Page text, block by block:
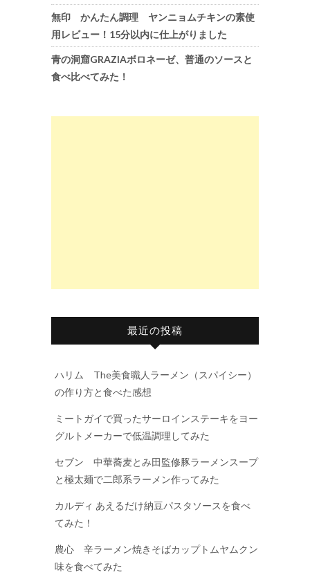
無印 かんたん調理 ヤンニョムチキンの素使
用レビュー！15分以内に仕上がりました
青の洞窟GRAZIAボロネーゼ、普通のソースと
食べ比べてみた！
最近の投稿
ハリム The美食職人ラーメン（スパイシー）
の作り方と食べた感想
ミートガイで買ったサーロインステーキをヨー
グルトメーカーで低温調理してみた
セブン 中華蕎麦とみ田監修豚ラーメンスープ
と極太麺で二郎系ラーメン作ってみた
カルディ あえるだけ納豆パスタソースを食べ
てみた！
農心 辛ラーメン焼きそばカップトムヤムクン
味を食べてみた